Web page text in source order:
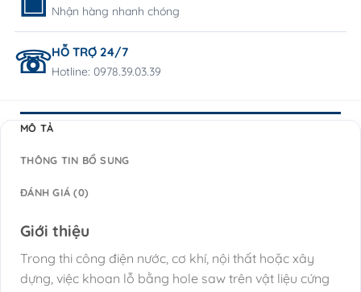
Nhận hàng nhanh chóng
HỖ TRỢ 24/7
Hotline: 0978.39.03.39
MÔ TẢ
THÔNG TIN BỔ SUNG
ĐÁNH GIÁ (0)
Giới thiệu
Trong thi công điện nước, cơ khí, nội thất hoặc xây
dựng, việc khoan lỗ bằng hole saw trên vật liệu cứng